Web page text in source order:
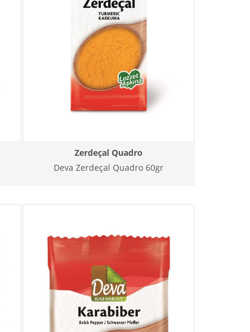
Zerdeçal Quadro
Deva Zerdeçal Quadro 60gr